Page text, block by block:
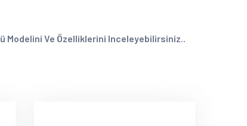
Modelini Ve Özelliklerini Inceleyebilirsiniz..